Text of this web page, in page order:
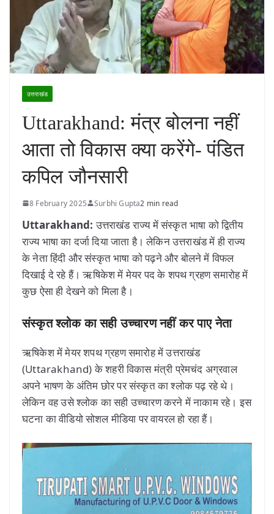
उत्तराखंड
Uttarakhand: मंत्र बोलना नहीं
आता तो विकास क्या करेंगे- पंडित
कपिल जौनसारी
8 February 2025 Surbhi Gupta2 min read
Uttarakhand: उत्तराखंड राज्य में संस्कृत भाषा को द्वितीय
राज्य भाषा का दर्जा दिया जाता है। लेकिन उत्तराखंड में ही राज्य
के नेता हिंदी और संस्कृत भाषा को पढ़ने और बोलने में विफल
दिखाई दे रहे हैं। ऋषिकेश में मेयर पद के शपथ ग्रहण समारोह में
कुछ ऐसा ही देखने को मिला है।
संस्कृत श्लोक का सही उच्चारण नहीं कर पाए नेता
ऋषिकेश में मेयर शपथ ग्रहण समारोह में उत्तराखंड
(Uttarakhand) के शहरी विकास मंत्री प्रेमचंद अग्रवाल
अपने भाषण के अंतिम छोर पर संस्कृत का श्लोक पढ़ रहे थे।
लेकिन वह उसे श्लोक का सही उच्चारण करने में नाकाम रहे। इस
घटना का वीडियो सोशल मीडिया पर वायरल हो रहा हैं।